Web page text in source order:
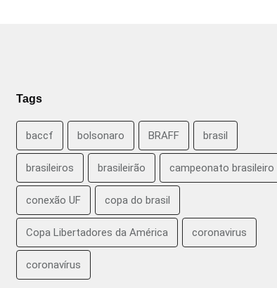
Tags
baccf bolsonaro BRAFF brasil
brasileiros brasileirão campeonato brasileiro
conexão UF copa do brasil
Copa Libertadores da América coronavirus
coronavírus